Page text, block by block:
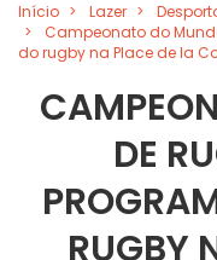
Início Lazer
Campeonato do
do rugby na Place de la
DE
RUGBY